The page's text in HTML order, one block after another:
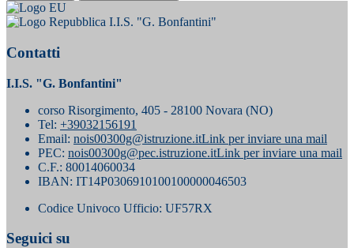
I.I.S. "G. Bonfantini"
Contatti
I.I.S. "G. Bonfantini"
corso Risorgimento, 405 - 28100 Novara (NO)
Tel: +39032156191
Email: nois00300g@istruzione.itLink per inviare una mail
PEC: nois00300g@pec.istruzione.itLink per inviare una mail
C.F.: 80014060034
IBAN: IT14P0306910100100000046503
Codice Univoco Ufficio: UF57RX
Seguici su